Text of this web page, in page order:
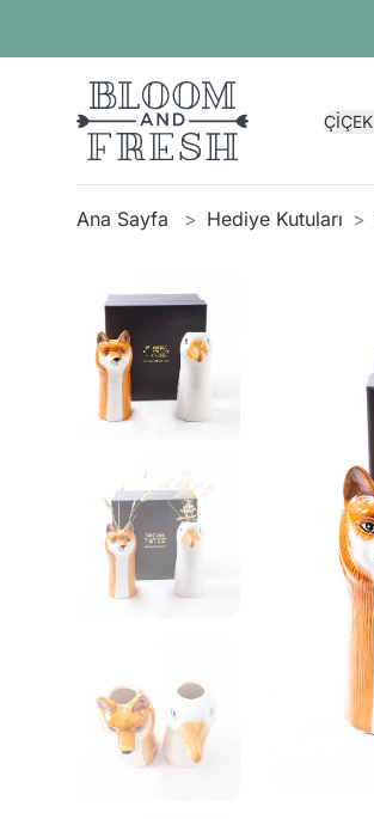
ÇİÇEK
Ana Sayfa Hediye Kutuları